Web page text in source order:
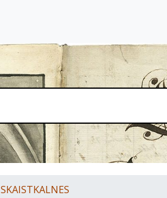
SKAISTKALNES